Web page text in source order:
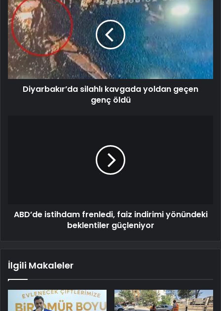
Diyarbakır’da silahlı kavgada yoldan geçen
genç öldü
ABD’de istihdam frenledi, faiz indirimi yönündeki
beklentiler güçleniyor
İlgili Makaleler